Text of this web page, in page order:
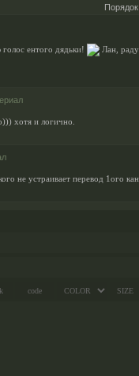
ентого дядьки!
Лан,
хотя и логично.
не устраивает перевод 1ого